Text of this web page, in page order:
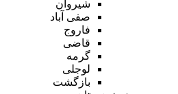
شیروان
صفی آباد
فاروج
قاضی
گرمه
لوجلی
بازگشت